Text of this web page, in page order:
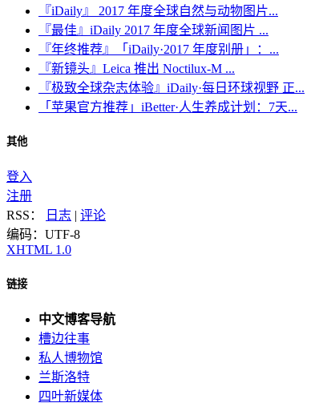
『iDaily』 2017 年度全球自然与动物图片...
『最佳』iDaily 2017 年度全球新闻图片 ...
『年终推荐』「iDaily·2017 年度别册」：...
『新镜头』Leica 推出 Noctilux-M ...
『极致全球杂志体验』iDaily·每日环球视野 正...
「苹果官方推荐」iBetter·人生养成计划：7天...
其他
登入
注册
RSS：
日志 | 评论
编码：UTF-8
XHTML 1.0
链接
中文博客导航
槽边往事
私人博物馆
兰斯洛特
四叶新媒体